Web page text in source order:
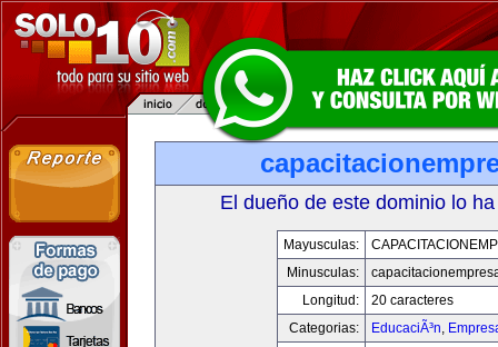
El dueño de este dominio lo
Mayusculas:
Minusculas:
Longitud:
20 caracteres
Categorias:
EducaciÃ³n,